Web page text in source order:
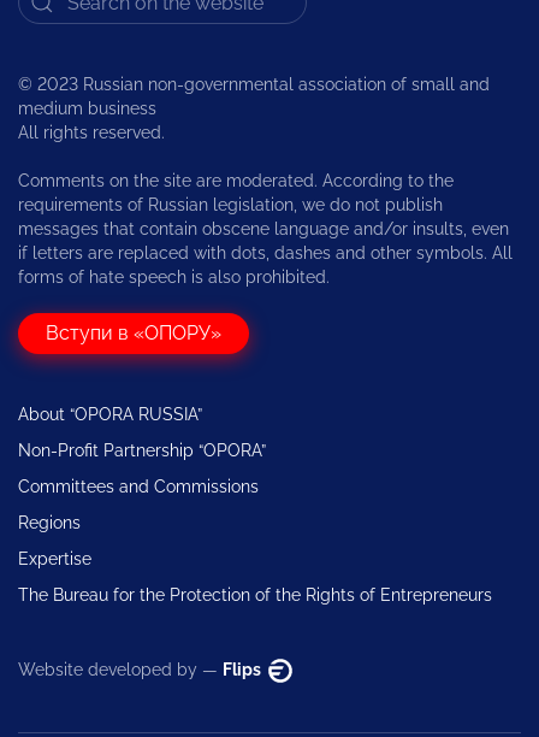
© 2023 Russian non-governmental association of small and
medium business
All rights reserved.
Comments on the site are moderated. According to the
requirements of Russian legislation, we do not publish
messages that contain obscene language and/or insults, even
if letters are replaced with dots, dashes and other symbols. All
forms of hate speech is also prohibited.
Вступи в «ОПОРУ»
About “OPORA RUSSIA”
Non-Profit Partnership “OPORA”
Committees and Commissions
Regions
Expertise
The Bureau for the Protection of the Rights of Entrepreneurs
Website developed by — Flips